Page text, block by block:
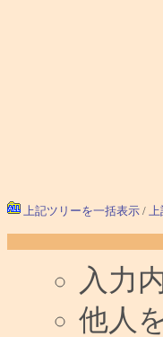
上記ツリーを一括表示 /
入力
他人